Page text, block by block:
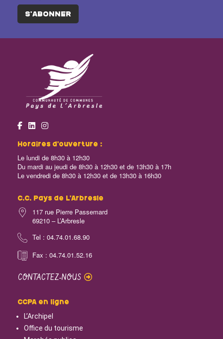
S'ABONNER
Horaires d’ouverture :
Le lundi de 8h30 à 12h30
Du mardi au jeudi de 8h30 à 12h30 et de 13h30 à 17h
Le vendredi de 8h30 à 12h30 et de 13h30 à 16h30
C.C. Pays de L’Arbresle
117 rue Pierre Passemard
69210 – L’Arbresle
Tel : 04.74.01.68.90
Fax : 04.74.01.52.16
CONTACTEZ-NOUS
CCPA en ligne
L’Archipel
Office du tourisme